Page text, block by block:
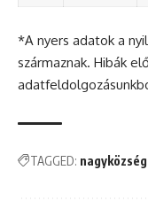
*A nyers adatok a
származnak. Hibák
TAGGED: nagyközség